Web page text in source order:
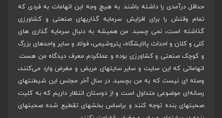
حداقل درآمدی را داشته باشند. به هیچ وجه این اتهامات به فردی که
تمام وقتش را برای افزایش سرمایه گذاریهای صنعتی و کشاورزی
گذاشته است، نمی چسبد. من همیشه به دنبال سرمایه گذاری های
کلی و کلان و احداث پالایشگاه، پتروشیمی، فولاد و سایر واحدهای بزرگ
و کوچک صنعتی و کشاورزی بوده و عملکردم معرف دیدگاه من هست.
اتهاماتی که این سایت و سایر سایتهای مریض و مغرض وارد می‌کنند،
وصله ای نیست که به من بچسبد. در سال آخر مجلس این شیطنتهای
رسانه‌ای موضوعی متداول است و از دوستان انتظار داریم که به کلیت
صحبتهای بنده توجه کنند و براساس بخشهای تقطیع شده صحبتهای